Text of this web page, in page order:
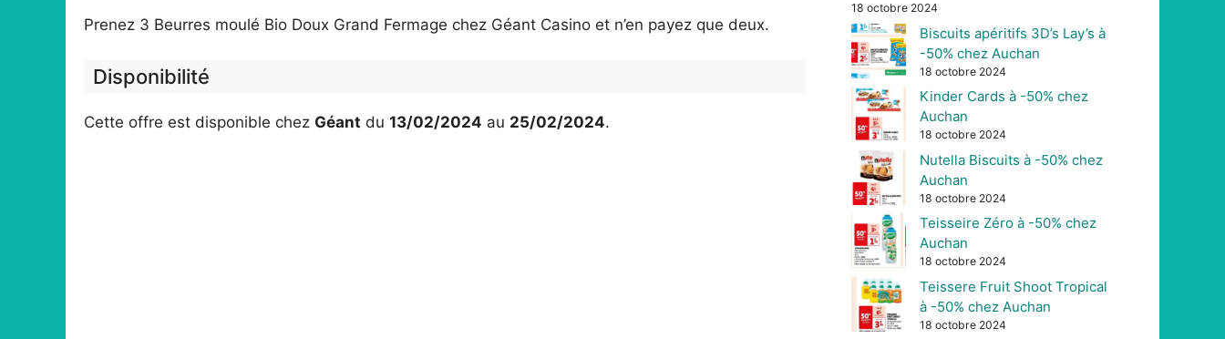
Prenez 3 Beurres moulé Bio Doux Grand Fermage chez Géant Casino et n’en payez que deux.
Disponibilité
Cette offre est disponible chez Géant du 13/02/2024 au 25/02/2024.
18 octobre 2024
Biscuits apéritifs 3D’s Lay’s à
-50% chez Auchan
18 octobre 2024
Kinder Cards à -50% chez
Auchan
18 octobre 2024
Nutella Biscuits à -50% chez
Auchan
18 octobre 2024
Teisseire Zéro à -50% chez
Auchan
18 octobre 2024
Teissere Fruit Shoot Tropical
à -50% chez Auchan
18 octobre 2024